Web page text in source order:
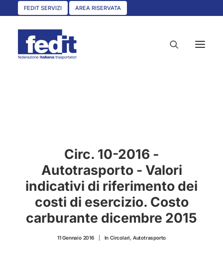
FEDIT SERVIZI AREA RISERVATA
UNISCITI A NOI
CONVENZIONI
ASSOCIAZIONI TERRITORIALI
Circ. 10-2016 -
Autotrasporto - Valori
indicativi di riferimento dei
costi di esercizio. Costo
carburante dicembre 2015
11 Gennaio 2016 In Circolari, Autotrasporto